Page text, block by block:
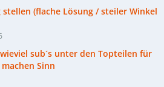
stellen (flache Lösung / steiler Winkel
sub´s unter den Topteilen für
Sinn